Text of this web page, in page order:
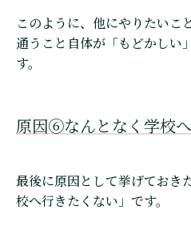
このように、他にやりたいこ
通うこと自体が「もどかしい
す。
原因⑥なんとなく学校
最後に原因として挙げておき
校へ行きたくない」です。